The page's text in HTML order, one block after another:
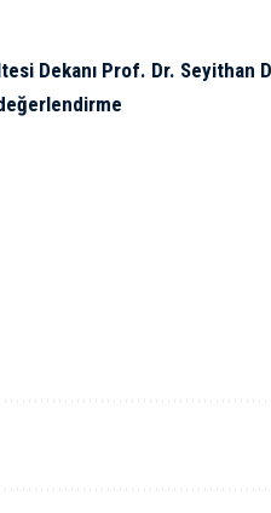
Dekanı Prof. Dr. Seyithan